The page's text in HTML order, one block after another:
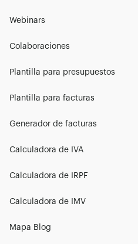
Webinars
Colaboraciones
Plantilla para presupuestos
Plantilla para facturas
Generador de facturas
Calculadora de IVA
Calculadora de IRPF
Calculadora de IMV
Mapa Blog